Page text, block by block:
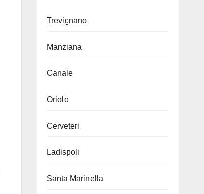
Trevignano
Manziana
Canale
Oriolo
Cerveteri
Ladispoli
Santa Marinella